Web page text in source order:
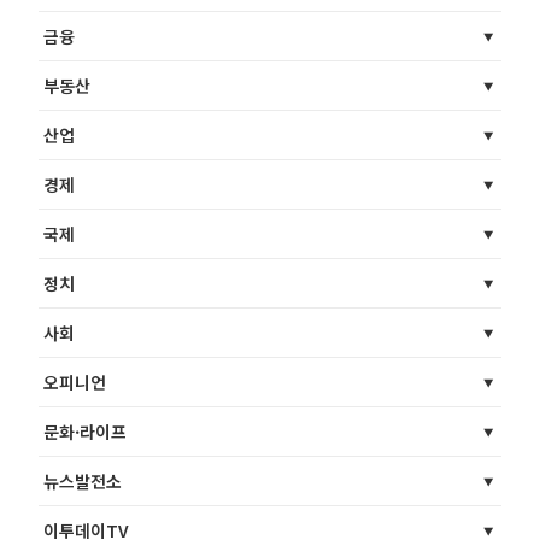
금융
부동산
산업
경제
국제
정치
사회
오피니언
문화·라이프
뉴스발전소
이투데이TV